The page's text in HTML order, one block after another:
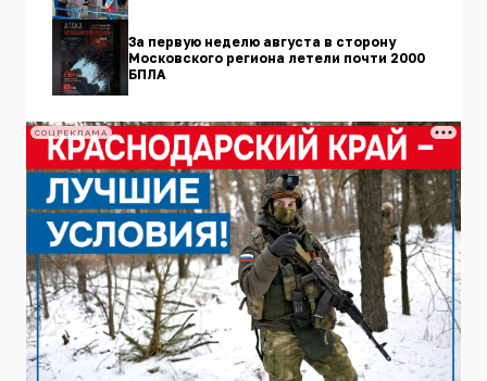
За первую неделю августа в сторону
Московского региона летели почти 2000
БПЛА
СОЦРЕКЛАМА